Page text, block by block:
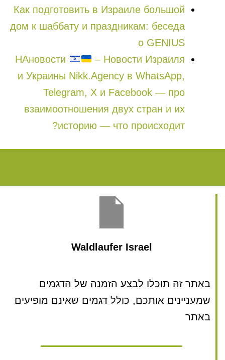
Как подготовить в Израиле большой
дом к шаббату и праздникам: беседа
о GENIUS
НАновости
– Новости Израиля
и Украины Nikk.Agency в WhatsApp,
Telegram, X и Facebook — про
взаимоотношения двух стран и их
историю — что происходит?
Waldlaufer Israel
באתר זה תוכלו לבצע הזמנה של הדגמים
שמעניינים אותכם, כולל דגמים שאינם מופיעים
באתר